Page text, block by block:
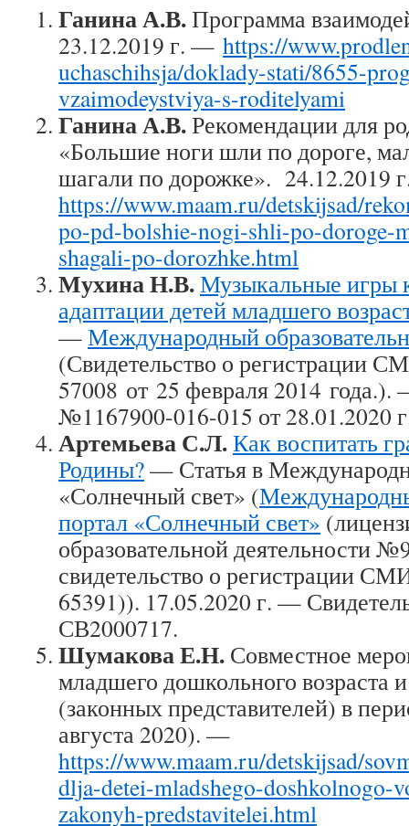
Ганина А.В.Программа
23.12.2019 г. — https://
uchaschihsja/doklady-stati/8655-
vzaimodeystviya-s-roditelyami
Ганина А.В.Рекомендации для
«Большие ноги шли по дороге,
шагали по дорожке». 24.12.2019
https://www.maam.ru/detskijsad/
po-pd-bolshie-nogi-shli-po-doroge-
shagali-po-dorozhke.html
Мухина Н.В.Музыкальные игры
адаптации детей младшего
—Международный
(Свидетельство о
57008 от 25 февраля 2014 года.).
№1167900-016-015 от 28.01.2020
Артемьева С.Л.Как воспитать
Родины?— Статья в
«Солнечный свет» (
портал «Солнечный свет»
образовательной деятельности
свидетельство о регистрации
65391)). 17.05.2020 г. —
СВ2000717.
Шумакова Е.Н. Совместное
младшего дошкольного возраста
(законных представителей) в
августа 2020). —
https://www.maam.ru/detskijsad/
dlja-detei-mladshego-doshkolnogo-
zakonyh-predstavitelei.html